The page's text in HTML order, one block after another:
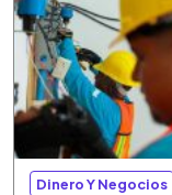
Dinero Y Negocios